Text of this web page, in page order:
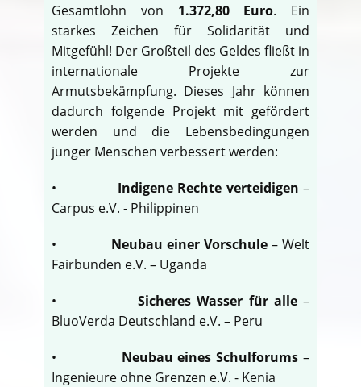
Gesamtlohn von 1.372,80 Euro. Ein
starkes Zeichen für Solidarität und
Mitgefühl! Der Großteil des Geldes fließt in
internationale Projekte zur
Armutsbekämpfung. Dieses Jahr können
dadurch folgende Projekt mit gefördert
werden und die Lebensbedingungen
junger Menschen verbessert werden:
• Indigene Rechte verteidigen –
Carpus e.V. - Philippinen
• Neubau einer Vorschule – Welt
Fairbunden e.V. – Uganda
•Sicheres Wasser für alle–
BluoVerda Deutschland e.V. – Peru
• Neubau eines Schulforums –
Ingenieure ohne Grenzen e.V. - Kenia